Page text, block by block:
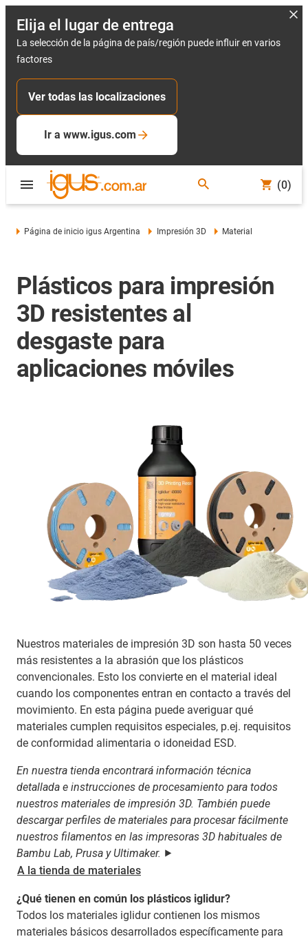
Elija el lugar de entrega
La selección de la página de país/región puede influir en varios
factores
Ver todas las localizaciones
Ir a www.igus.com
(0)
Página de inicio igus Argentina Impresión 3D Material
Plásticos para impresión
3D resistentes al
desgaste para
aplicaciones móviles
Nuestros materiales de impresión 3D son hasta 50 veces
más resistentes a la abrasión que los plásticos
convencionales. Esto los convierte en el material ideal
cuando los componentes entran en contacto a través del
movimiento. En esta página puede averiguar qué
materiales cumplen requisitos especiales, p.ej. requisitos
de conformidad alimentaria o idoneidad ESD.
En nuestra tienda encontrará información técnica
detallada e instrucciones de procesamiento para todos
nuestros materiales de impresión 3D. También puede
descargar perfiles de materiales para procesar fácilmente
nuestros filamentos en las impresoras 3D habituales de
Bambu Lab, Prusa y Ultimaker. ⯈
A la tienda de materiales
¿Qué tienen en común los plásticos iglidur?
Todos los materiales iglidur contienen los mismos
materiales básicos desarrollados específicamente para